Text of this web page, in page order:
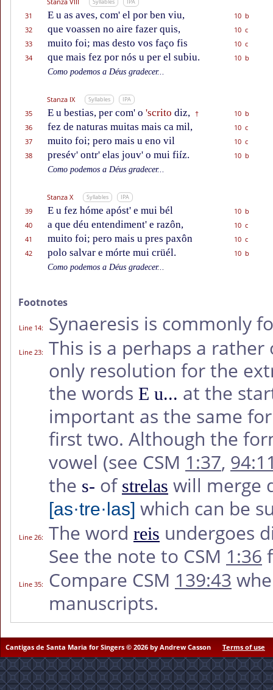
31 E u as aves, com' el por ben viu,
10 b
32
que voassen no aire fazer quis,
10 c
33
muito foi; mas desto vos faço fis
10 c
34
que mais fez por nós u per el subiu.
10 b
Como podemos a Déus gradecer...
Stanza IX Syllables IPA
35 E u bestias, per com' o 'scrito diz, †
10 b
36
fez de naturas muitas mais ca mil,
10 c
37
muito foi; pero mais u eno vil
10 c
38
presév' ontr' elas jouv' o mui fiíz.
10 b
Como podemos a Déus gradecer...
Stanza X Syllables IPA
39 E u fez hóme apóst' e mui bél
10 b
40
a que déu entendiment' e razôn,
10 c
41
muito foi; pero mais u pres paxôn
10 c
42
polo salvar e mórte mui crüél.
10 b
Como podemos a Déus gradecer...
Footnotes
Line 14: Synaeresis is commonly
Line 23:
This is a perhaps a
only resolution for the
the words E u... at the
important as the same
first two. Although the
vowel (see CSM 1:37,
the s- of strelas will merge
[as·tre·las] which can be
Line 26: The word reis undergoes
See the note to CSM 1:36
Line 35: Compare CSM 139:43
manuscripts.
Cantigas de Santa Maria for Singers © 2026 by Andrew Casson Terms of use